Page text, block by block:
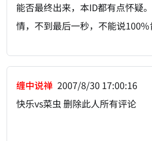
能否最终出来，本ID都有点怀疑
情，不到最后一秒，不能说100%
缠中说禅 2007/8/30 17:00:16
快乐vs菜虫 删除此人所有评论